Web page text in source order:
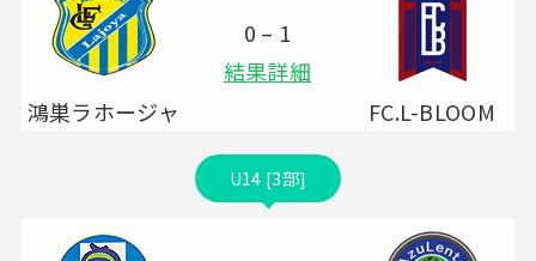
鴻巣ラホージャ
0 – 1
結果詳細
FC.L-BLOOM
U14 [3部]